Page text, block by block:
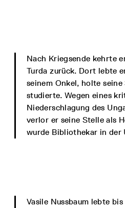
Nach Kriegsende kehrte
Turda zurück. Dort lebte
seinem Onkel, holte
studierte. Wegen eines
Niederschlagung des
verlor er seine Stelle als
wurde Bibliothekar in
Vasile Nussbaum lebte